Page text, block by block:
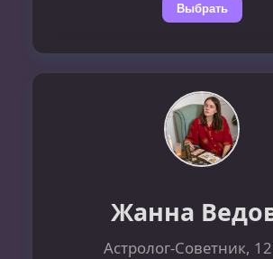
Выбрать
Жанна
Астролог-Советник,